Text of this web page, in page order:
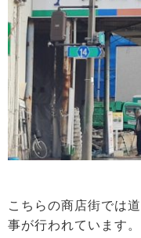
こちらの商店街では
事が行われています。